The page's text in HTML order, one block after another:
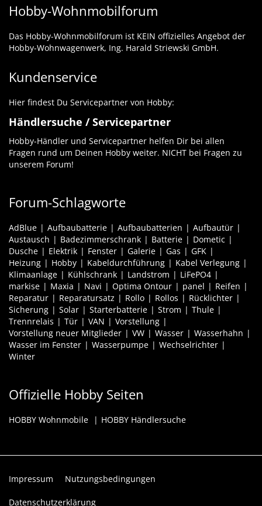
Hobby-Wohnmobilforum
Das Hobby-Wohnmobilforum ist KEIN offizielles Angebot der
Hobby-Wohnwagenwerk, Ing. Harald Striewski GmbH.
Kundenservice
Hier findest Du Servicepartner von Hobby:
Händlersuche / Servicepartner
Hobby-Händler und Servicepartner helfen Dir bei allen
Fragen rund um Deinen Hobby weiter. NICHT bei Fragen zu
unserem Forum!
Forum-Schlagworte
AdBlue Aufbaubatterie Aufbaubatterien
Aufbautür
Austausch
Badezimmerschrank Batterie
Dometic
Dusche
Elektrik Fenster Galerie Gas
GFK
Heizung
Hobby Kabeldurchführung
Kabel Verlegung
Klimaanlage
Kühlschrank Landstrom
LiFePO4
markise
Maxia Navi Optima Ontour panel
Reifen
Reparatur
Reparatursatz Rollo Rollos
Rücklichter
Sicherung
Solar Starterbatterie Strom
Thule
Trennrelais
Tür VAN
Vorstellung
Vorstellung neuer Mitglieder
VW Wasser
Wasserhahn
Wasser im Fenster
Wasserpumpe
Wechselrichter
Winter
Offizielle Hobby Seiten
HOBBY Wohnmobile HOBBY Händlersuche
Impressum Nutzungsbedingungen
Datenschutzerklärung